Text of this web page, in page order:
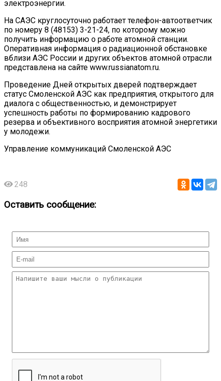
электроэнергии.
На САЭС круглосуточно работает телефон-автоответчик
по номеру 8 (48153) 3-21-24, по которому можно
получить информацию о работе атомной станции.
Оперативная информация о радиационной обстановке
вблизи АЭС России и других объектов атомной отрасли
представлена на сайте www.russianatom.ru.
Проведение Дней открытых дверей подтверждает
статус Смоленской АЭС как предприятия, открытого для
диалога с общественностью, и демонстрирует
успешность работы по формированию кадрового
резерва и объективного восприятия атомной энергетики
у молодежи.
Управление коммуникаций Смоленской АЭС
248
Оставить сообщение: